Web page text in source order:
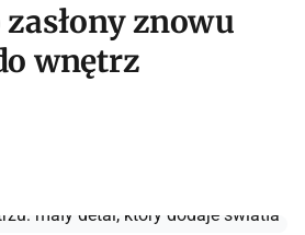
zasłony znowu
wnętrz